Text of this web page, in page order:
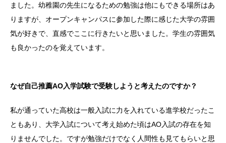
ました。幼稚園の先生になるための勉強は他にもできる場所はあ
りますが、オープンキャンパスに参加した際に感じた大学の雰囲
気が好きで、直感でここに行きたいと思いました。学生の雰囲気
も良かったのを覚えています。
なぜ自己推薦AO入学試験で受験しようと考えたのですか？
私が通っていた高校は一般入試に力を入れている進学校だったこ
ともあり、大学入試について考え始めた頃はAO入試の存在を知
りませんでした。ですが勉強だけでなく人間性も見てもらいと思